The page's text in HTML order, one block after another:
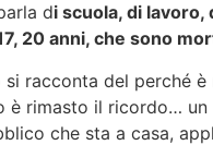
di scuola, di
20 anni, che sono
racconta del perché
è rimasto il ricordo…
che sta a casa,